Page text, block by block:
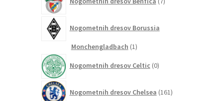
izdelkov
Nogometnih dresov Borussia
Monchengladbach 11
Nogometnih dresov Celtic 0izdelkov
Nogometnih dresov Chelsea 161izdelkov